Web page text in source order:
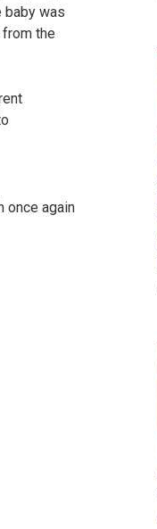
baby was
the
once again